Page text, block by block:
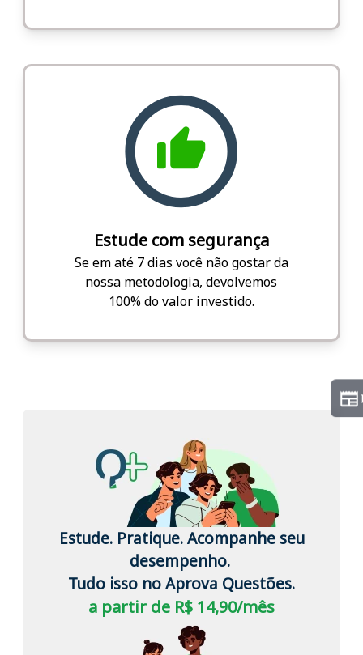
Estude com segurança
Se em até 7 dias você não gostar da
nossa metodologia, devolvemos
100% do valor investido.
Estude. Pratique. Acompanhe seu
desempenho.
Tudo isso no Aprova Questões.
a partir de R$ 14,90/mês